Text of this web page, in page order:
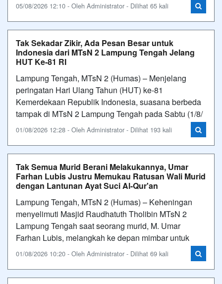
05/08/2026 12:10 - Oleh Administrator - Dilihat 65 kali
Tak Sekadar Zikir, Ada Pesan Besar untuk
Indonesia dari MTsN 2 Lampung Tengah Jelang
HUT Ke-81 RI
Lampung Tengah, MTsN 2 (Humas) – Menjelang
peringatan Hari Ulang Tahun (HUT) ke-81
Kemerdekaan Republik Indonesia, suasana berbeda
tampak di MTsN 2 Lampung Tengah pada Sabtu (1/8/
01/08/2026 12:28 - Oleh Administrator - Dilihat 193 kali
Tak Semua Murid Berani Melakukannya, Umar
Farhan Lubis Justru Memukau Ratusan Wali Murid
dengan Lantunan Ayat Suci Al-Qur'an
Lampung Tengah, MTsN 2 (Humas) – Keheningan
menyelimuti Masjid Raudhatuth Tholibin MTsN 2
Lampung Tengah saat seorang murid, M. Umar
Farhan Lubis, melangkah ke depan mimbar untuk
01/08/2026 10:20 - Oleh Administrator - Dilihat 69 kali